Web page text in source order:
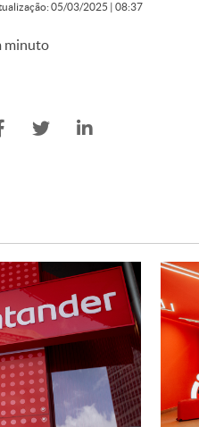
05/03/2025 | 08:37
minuto